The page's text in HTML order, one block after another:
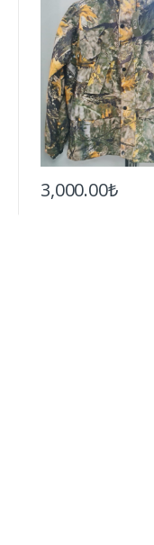
3,000.00₺